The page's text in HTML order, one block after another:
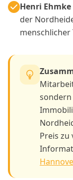
Henri Ehmke
der
Preis